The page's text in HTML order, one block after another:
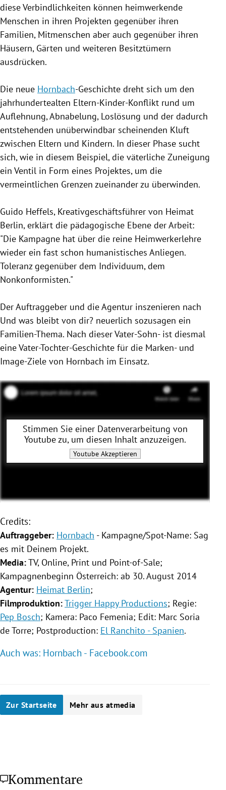
diese Verbindlichkeiten können heimwerkende
Menschen in ihren Projekten gegenüber ihren
Familien, Mitmenschen aber auch gegenüber ihren
Häusern, Gärten und weiteren Besitztümern
ausdrücken.
Die neue Hornbach-Geschichte dreht sich um den
jahrhundertealten Eltern-Kinder-Konflikt rund um
Auflehnung, Abnabelung, Loslösung und der dadurch
entstehenden unüberwindbar scheinenden Kluft
zwischen Eltern und Kindern. In dieser Phase sucht
sich, wie in diesem Beispiel, die väterliche Zuneigung
ein Ventil in Form eines Projektes, um die
vermeintlichen Grenzen zueinander zu überwinden.
Guido Heffels, Kreativgeschäftsführer von Heimat
Berlin, erklärt die pädagogische Ebene der Arbeit:
"Die Kampagne hat über die reine Heimwerkerlehre
wieder ein fast schon humanistisches Anliegen.
Toleranz gegenüber dem Individuum, dem
Nonkonformisten."
Der Auftraggeber und die Agentur inszenieren nach
Und was bleibt von dir? neuerlich sozusagen ein
Familien-Thema. Nach dieser Vater-Sohn- ist diesmal
eine Vater-Tochter-Geschichte für die Marken- und
Image-Ziele von Hornbach im Einsatz.
Stimmen Sie einer Datenverarbeitung von
Youtubezu, um diesen Inhalt anzuzeigen.
YoutubeAkzeptieren
Credits:
Auftraggeber: Hornbach - Kampagne/Spot-Name: Sag
es mit Deinem Projekt.
Media:TV, Online, Print und Point-of-Sale;
Kampagnenbeginn Österreich: ab 30. August 2014
Agentur: Heimat Berlin;
Filmproduktion:Trigger Happy Productions; Regie:
Pep Bosch; Kamera: Paco Femenia; Edit: Marc Soria
de Torre; Postproduction: El Ranchito - Spanien.
Auch was: Hornbach - Facebook.com
Zur Startseite Mehr aus atmedia
Kommentare